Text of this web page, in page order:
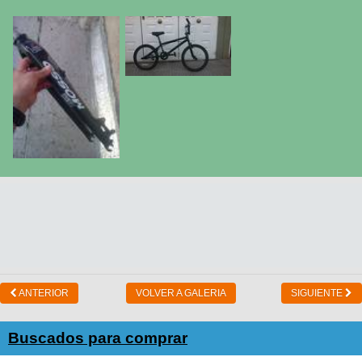
ANTERIOR VOLVER A GALERIA SIGUIENTE
Buscados para comprar